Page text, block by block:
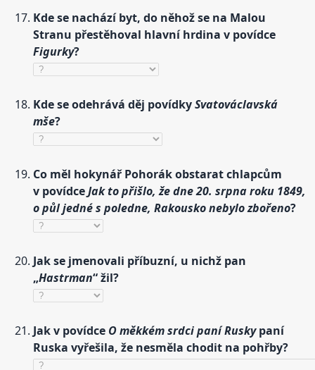
Kde se nachází byt, do něhož se na Malou
Stranu přestěhoval hlavní hrdina v povídce
Figurky?
Kde se odehrává děj povídkySvatováclavská
mše?
Co měl hokynář Pohorák obstarat chlapcům
v povídceJak to přišlo, že dne 20. srpna roku 1849,
o půl jedné s poledne, Rakousko nebylo zbořeno?
Jak se jmenovali příbuzní, u nichž pan
„Hastrman“ žil?
Jak v povídce O měkkém srdci paní Ruskypaní
Ruska vyřešila, že nesměla chodit na pohřby?